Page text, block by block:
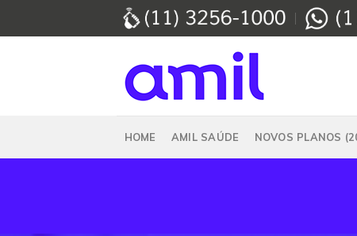
HOME AMIL SAÚDE NOVOS PLANOS